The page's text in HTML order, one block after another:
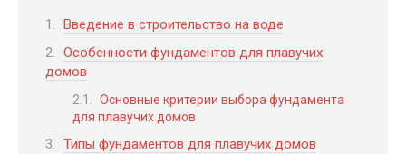
Введение в строительство на воде
Особенности фундаментов для плавучих
домов
Основные критерии выбора фундамента
для плавучих домов
Типы фундаментов для плавучих домов